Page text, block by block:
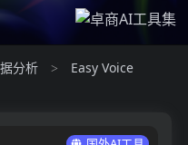
分析 >
Easy Voice